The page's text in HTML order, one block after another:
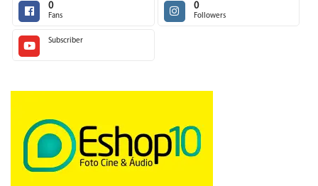
0
Fans
0
Followers
Subscriber